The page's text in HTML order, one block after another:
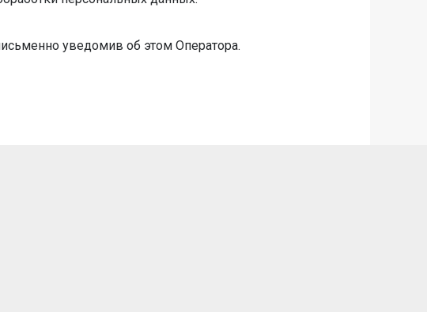
уведомив об этом Оператора.